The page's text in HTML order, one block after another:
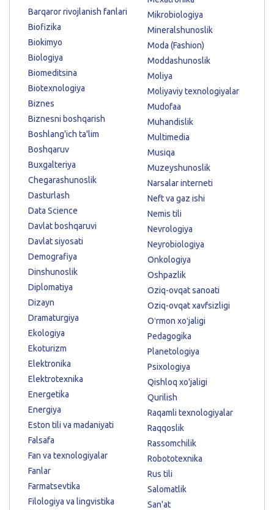
Barqaror rivojlanish fanlari
Biofizika
Biokimyo
Biologiya
Biomeditsina
Biotexnologiya
Biznes
Biznesni boshqarish
Boshlang'ich ta'lim
Boshqaruv
Buxgalteriya
Chegarashunoslik
Dasturlash
Data Science
Davlat boshqaruvi
Davlat siyosati
Demografiya
Dinshunoslik
Diplomatiya
Dizayn
Dramaturgiya
Ekologiya
Ekoturizm
Elektronika
Elektrotexnika
Energetika
Energiya
Eston tili va madaniyati
Falsafa
Fan va texnologiyalar
Fanlar
Farmatsevtika
Filologiya va lingvistika
Mikrobiologiya
Mineralshunoslik
Moda (Fashion)
Moddashunoslik
Moliya
Moliyaviy texnologiyalar
Mudofaa
Muhandislik
Multimedia
Musiqa
Muzeyshunoslik
Narsalar interneti
Neft va gaz ishi
Nemis tili
Nevrologiya
Neyrobiologiya
Onkologiya
Oshpazlik
Oziq-ovqat sanoati
Oziq-ovqat xavfsizligi
Oʻrmon xoʻjaligi
Pedagogika
Planetologiya
Psixologiya
Qishloq xo'jaligi
Qurilish
Raqamli texnologiyalar
Raqqoslik
Rassomchilik
Robototexnika
Rus tili
Salomatlik
San'at